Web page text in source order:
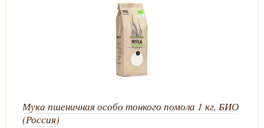
Мука пшеничная особо тонкого помола 1 кг, БИО
(Россия)